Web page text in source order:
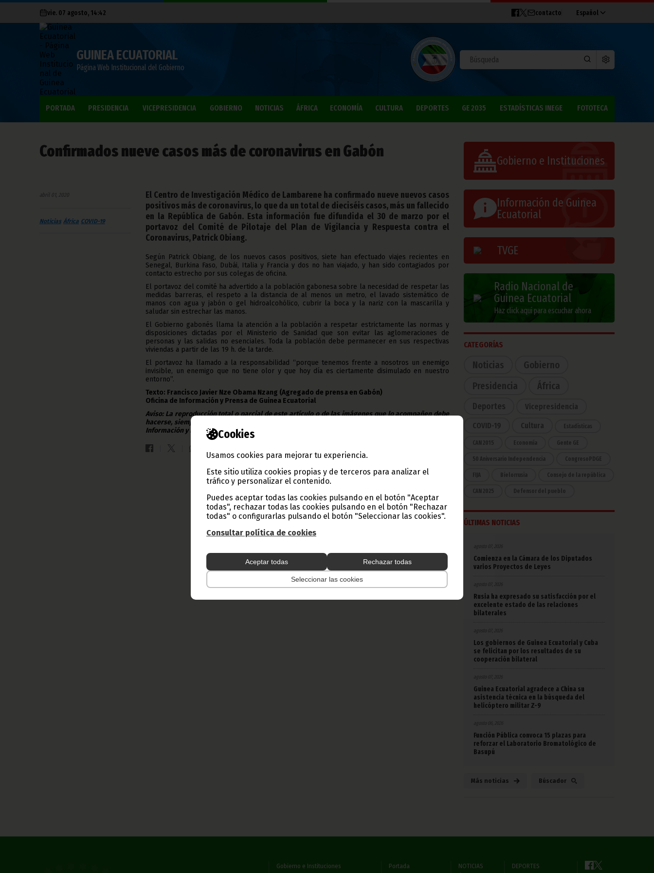
Cookies
Usamos cookies para mejorar tu experiencia.
Este sitio utiliza cookies propias y de terceros para analizar el
tráfico y personalizar el contenido.
Puedes aceptar todas las cookies pulsando en el botón "Aceptar
todas", rechazar todas las cookies pulsando en el botón "Rechazar
todas" o configurarlas pulsando el botón "Seleccionar las cookies".
Consultar política de cookies
Aceptar todas Rechazar todas
Seleccionar las cookies
vie. 07 agosto, 14:42 contacto Español
GUINEA ECUATORIAL
Página Web Institucional del Gobierno
PORTADA PRESIDENCIA VICEPRESIDENCIA GOBIERNO NOTICIAS ÁFRICA ECONOMÍA CULTURA DEPORTES GE 2035 ESTADÍSTICAS INEGE FOTOTECA
Confirmados nueve casos más de coronavirus en Gabón
abril 01, 2020
Noticias África COVID-19
El Centro de Investigación Médico de Lambarene ha confirmado nueve nuevos casos
positivos más de coronavirus, lo que da un total de dieciséis casos, más un fallecido
en la República de Gabón. Esta información fue difundida el 30 de marzo por el
portavoz del Comité de Pilotaje del Plan de Vigilancia y Respuesta contra el
Coronavirus, Patrick Obiang.
Según Patrick Obiang, de los nuevos casos positivos, siete han efectuado viajes recientes en
Senegal, Burkina Faso, Dubái, Italia y Francia y dos no han viajado, y han sido contagiados por
contacto estrecho por sus colegas de oficina.
El portavoz del comité ha advertido a la población gabonesa sobre la necesidad de respetar las
medidas barreras, el respeto a la distancia de al menos un metro, el lavado sistemático de
manos con agua y jabón o gel hidroalcohólico, cubrir la boca y la nariz con la mascarilla y
saludar sin estrechar las manos.
El Gobierno gabonés llama la atención a la población a respetar estrictamente las normas y
disposiciones dictadas por el Ministerio de Sanidad que son evitar las aglomeraciones de
personas y las salidas no esenciales. Toda la población debe permanecer en sus respectivas
viviendas a partir de las 19 h. de la tarde.
El portavoz ha llamado a la responsabilidad “porque tenemos frente a nosotros un enemigo
invisible, un enemigo que no tiene olor y que hoy día es ciertamente disimulado en nuestro
entorno”.
Texto: Francisco Javier Nze Obama Nzang (Agregado de prensa en Gabón)
Oficina de Información y Prensa de Guinea Ecuatorial
Aviso: La reproducción total o parcial de este artículo o de las imágenes que lo acompañen debe
hacerse, siempre y en todo lugar, con la mención de la fuente de origen de la misma (Oficina de
Información y Prensa de Guinea Ecuatorial).
Gobierno e Instituciones
Información de Guinea
Ecuatorial
TVGE
Radio Nacional de
Guinea Ecuatorial
Haz click aquí para escuchar ahora
CATEGORÍAS
Noticias
Gobierno
Presidencia
África
Deportes Vicepresidencia
COVID-19 Cultura Estadísticas
CAN 2015 Economía Gente GE
50 Aniversario Independencia CongresoPDGE
FIJA Bielorrusia Consejo de la república
CAN 2025 Defensor del pueblo
ÚLTIMAS NOTICIAS
agosto 07, 2026
Comienza en la Cámara de los Diputados
varios Proyectos de Leyes
agosto 07, 2026
Rusia ha expresado su satisfacción por el
excelente estado de las relaciones
bilaterales
agosto 07, 2026
Los gobiernos de Guinea Ecuatorial y Cuba
se felicitan por los resultados de su
cooperación bilateral
agosto 07, 2026
Guinea Ecuatorial agradece a China su
asistencia técnica en la búsqueda del
helicóptero militar Z-9
agosto 06, 2026
Función Pública convoca 15 plazas para
reforzar el Laboratorio Bromatológico de
Basupú
Más noticias Búscador
Gobierno e Instituciones Portada NOTICIAS DEPORTES